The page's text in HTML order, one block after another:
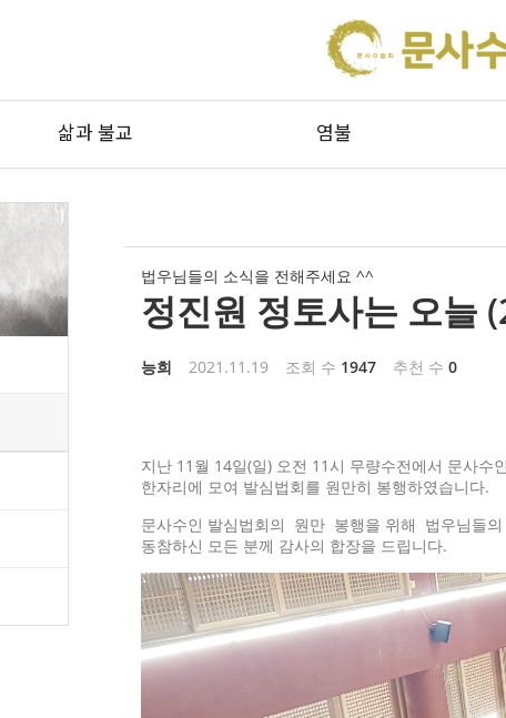
삶과 불교 염불
법우님들의 소식을 전해주세요 ^^
정진원 정토사는 오늘
능희 2021.11.19 조회 수 1947 추천 수 0
지난 11월 14일(일) 오전 11시 무량수전에서 문사수
한자리에 모여 발심법회를 원만히 봉행하였습니다.
문사수인 발심법회의 원만 봉행을 위해 법우님들
동참하신 모든 분께 감사의 합장을 드립니다.